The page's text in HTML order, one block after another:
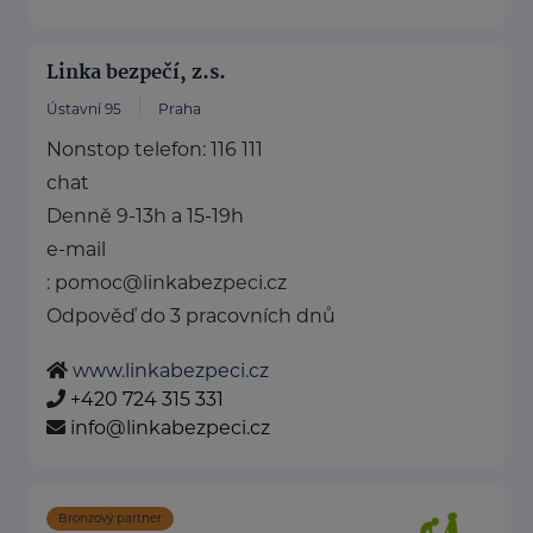
Linka bezpečí, z.s.
Ústavní 95 Praha
Nonstop telefon: 116 111
chat
Denně 9-13h a 15-19h
e-mail
: pomoc@linkabezpeci.cz
Odpověď do 3 pracovních dnů
www.linkabezpeci.cz
+420 724 315 331
info@linkabezpeci.cz
Bronzový partner